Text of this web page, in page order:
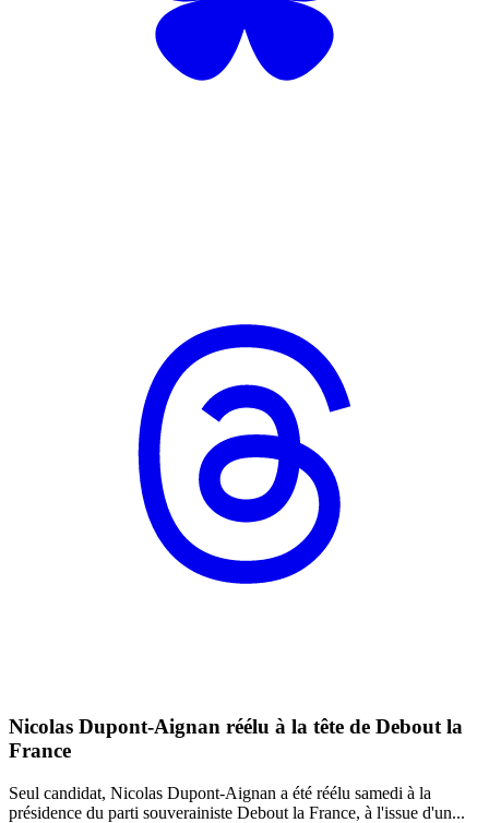
Nicolas Dupont-Aignan réélu à la tête de Debout la
France
Seul candidat, Nicolas Dupont-Aignan a été réélu samedi à la
présidence du parti souverainiste Debout la France, à l'issue d'un...